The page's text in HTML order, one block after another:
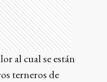
al cual se están
terneros de